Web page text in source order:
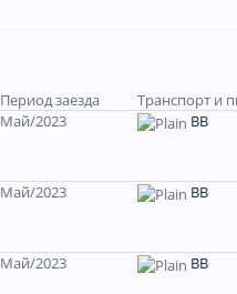
Период заезда Транспорт и
Май/2023 ВВ
Май/2023 ВВ
Май/2023 ВВ